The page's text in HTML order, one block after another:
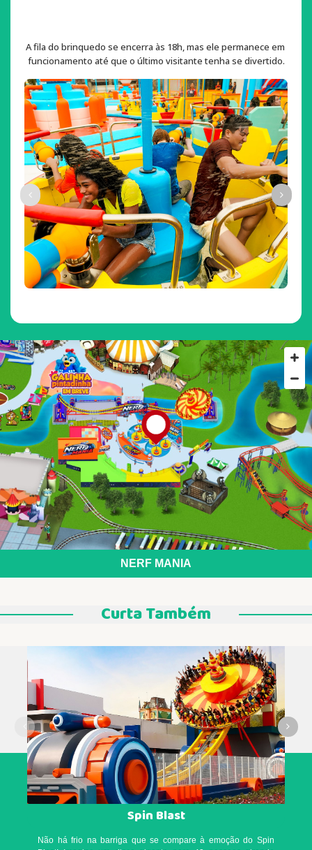
A fila do brinquedo se encerra às 18h, mas ele permanece em
funcionamento até que o último visitante tenha se divertido.
NERF MANIA
Curta Também
Spin Blast
Não há frio na barriga que se compare à emoção do Spin